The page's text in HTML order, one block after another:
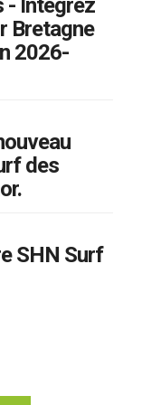
- Intégrez
Bretagne
2026-
des
SHN Surf